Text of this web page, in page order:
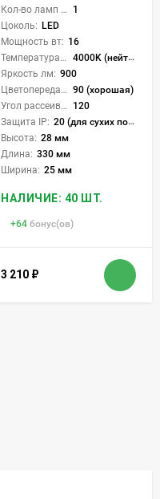
Кол-во ламп или LED:
1
Цоколь: LED
Мощность вт: 16
Температура света:
4000K (нейтральный)
Яркость лм: 900
Цветопередача (CRI): 90 (хорошая)
Угол рассеивания света °:
120
Защита IP: 20 (для сухих пом.)
Высота: 28 мм
Длина: 330 мм
Ширина: 25 мм
НАЛИЧИЕ: 40 ШТ.
+64 бонус(ов)
3 210 ₽